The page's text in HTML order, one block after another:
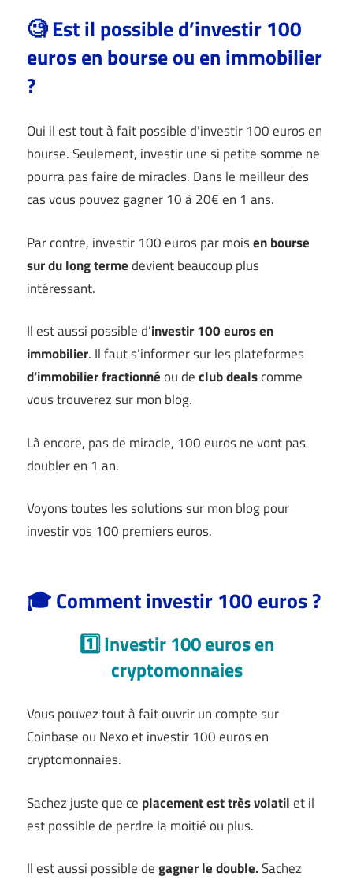
🧐 Est il possible d’investir 100
euros en bourse ou en immobilier
?
Oui il est tout à fait possible d’investir 100 euros en
bourse. Seulement, investir une si petite somme ne
pourra pas faire de miracles. Dans le meilleur des
cas vous pouvez gagner 10 à 20€ en 1 ans.
Par contre, investir 100 euros par moisen bourse
sur du long termedevient beaucoup plus
intéressant.
Il est aussi possible d’investir 100 euros en
immobilier. Il faut s’informer sur les plateformes
d’immobilier fractionnéou declub dealscomme
vous trouverez sur mon blog.
Là encore, pas de miracle, 100 euros ne vont pas
doubler en 1 an.
Voyons toutes les solutions sur mon blog pour
investir vos 100 premiers euros.
🎓 Comment investir 100 euros ?
1️⃣ Investir 100 euros en
cryptomonnaies
Vous pouvez tout à fait ouvrir un compte sur
Coinbase ou Nexo et investir 100 euros en
cryptomonnaies.
Sachez juste que ce placement est très volatilet il
est possible de perdre la moitié ou plus.
Il est aussi possible degagner le double.Sachez